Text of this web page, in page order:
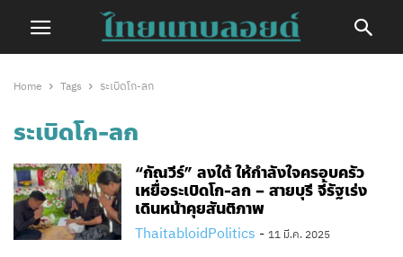
Home Tags ระเบิดโก-ลก
ระเบิดโก-ลก
“กัณวีร์” ลงใต้ ให้กำลังใจครอบครัว
เหยื่อระเบิดโก-ลก – สายบุรี จี้รัฐเร่ง
เดินหน้าคุยสันติภาพ
ThaitabloidPolitics - 11 มี.ค. 2025